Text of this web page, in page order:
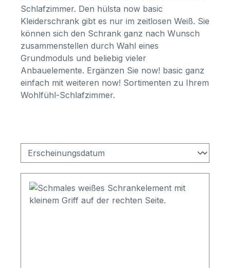
Schlafzimmer. Den hülsta now basic
Kleiderschrank gibt es nur im zeitlosen Weiß. Sie
können sich den Schrank ganz nach Wunsch
zusammenstellen durch Wahl eines
Grundmoduls und beliebig vieler
Anbauelemente. Ergänzen Sie now! basic ganz
einfach mit weiteren now! Sortimenten zu Ihrem
Wohlfühl-Schlafzimmer.